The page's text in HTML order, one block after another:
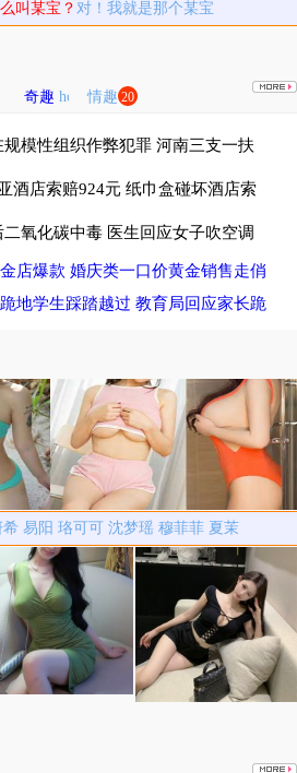
叫某宝？ 对！我就是那个某宝
奇趣 情趣 20
模性组织作弊犯罪 河南三支一扶
酒店索赔924元 纸巾盒碰坏酒店索
氧化碳中毒 医生回应女子吹空调
店爆款 婚庆类一口价黄金销售走俏
地学生踩踏越过 教育局回应家长跪
希 易阳 珞可可 沈梦瑶 穆菲菲 夏茉